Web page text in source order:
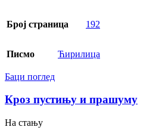
Број страница 192
Писмо Ћирилица
Баци поглед
Кроз пустињу и прашуму
На стању